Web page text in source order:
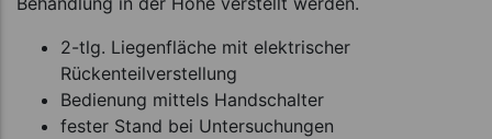
2-tlg. Liegenfläche mit elektrischer
Rückenteilverstellung
Bedienung mittels Handschalter
fester Stand bei Untersuchungen